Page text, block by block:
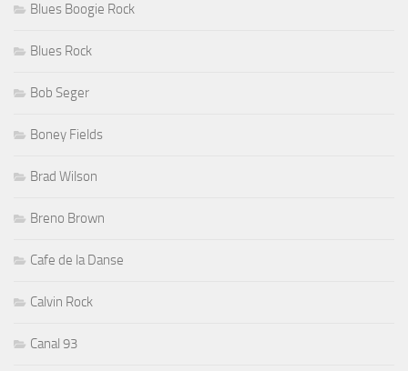
Blues Boogie Rock
Blues Rock
Bob Seger
Boney Fields
Brad Wilson
Breno Brown
Cafe de la Danse
Calvin Rock
Canal 93